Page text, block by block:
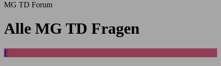
MG TD Forum
Alle MG TD Fragen
F